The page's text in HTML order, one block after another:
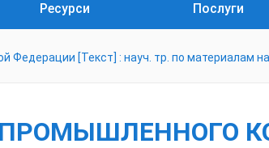
Ресурси Послуги
[Текст] : науч. тр. по материалам